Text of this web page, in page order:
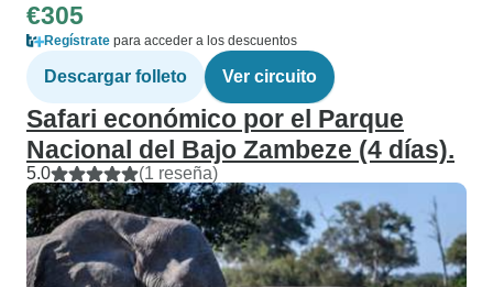
€305
Regístrate para acceder a los descuentos
Descargar folleto Ver circuito
Safari económico por el Parque
Nacional del Bajo Zambeze (4 días).
5.0 (1 reseña)